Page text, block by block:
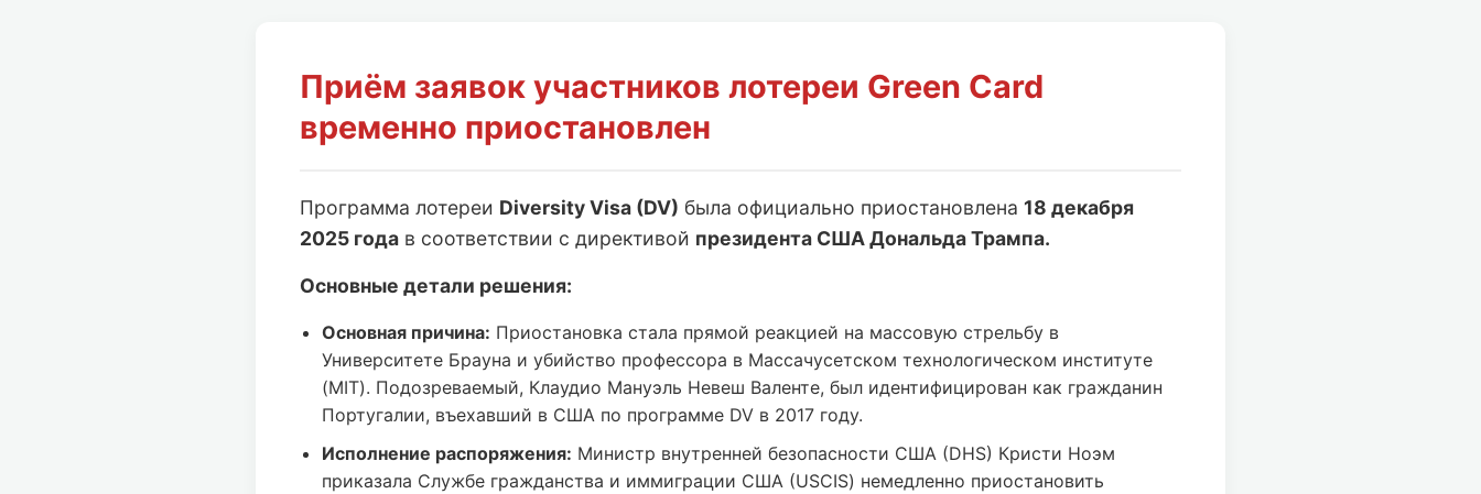
Приём заявок участников лотереи Green Card
временно приостановлен
Программа лотереи Diversity Visa (DV) была официально приостановлена 18 декабря
2025 года в соответствии с директивой президента США Дональда Трампа.
Основные детали решения:
Основная причина: Приостановка стала прямой реакцией на массовую стрельбу в
Университете Брауна и убийство профессора в Массачусетском технологическом институте
(MIT). Подозреваемый, Клаудио Мануэль Невеш Валенте, был идентифицирован как гражданин
Португалии, въехавший в США по программе DV в 2017 году.
Исполнение распоряжения: Министр внутренней безопасности США (DHS) Кристи Ноэм
приказала Службе гражданства и иммиграции США (USCIS) немедленно приостановить